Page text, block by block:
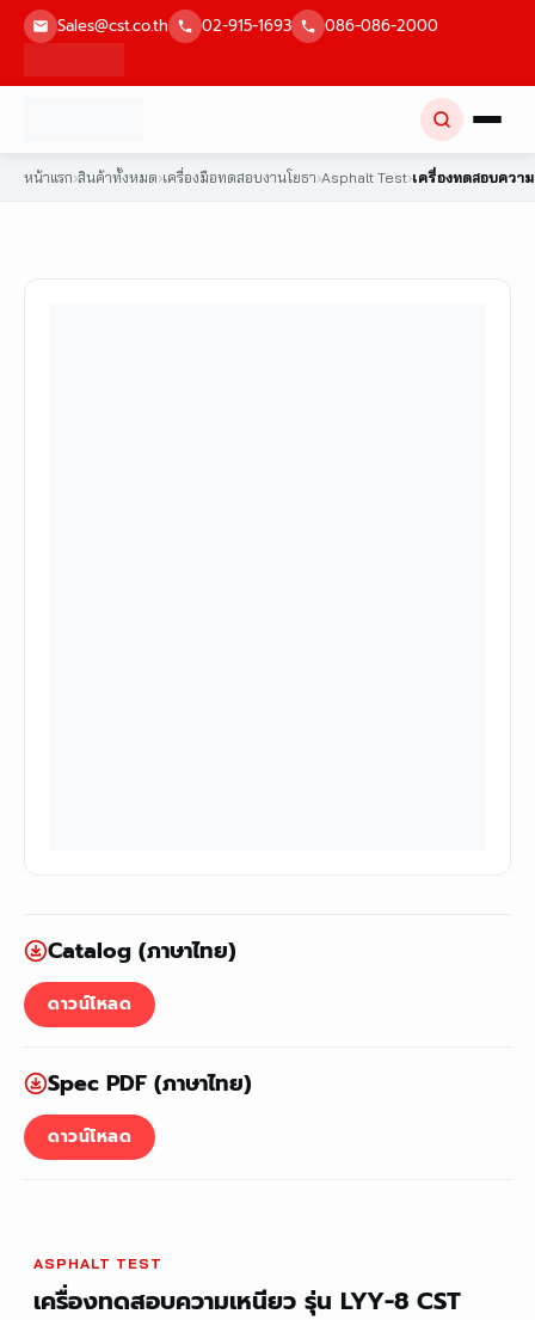
Skip
Sales@cst.co.th 02-915-1693 086-086-2000
หน้าแรก›สินค้าทั้งหมด›เครื่องมือทดสอบงานโยธา›Asphalt Test›เครื่องทดสอบควา
Catalog (ภาษาไทย)
ดาวน์โหลด
Spec PDF (ภาษาไทย)
ดาวน์โหลด
ASPHALT TEST
เครื่องทดสอบความเหนียว รุ่น LYY-8 CST